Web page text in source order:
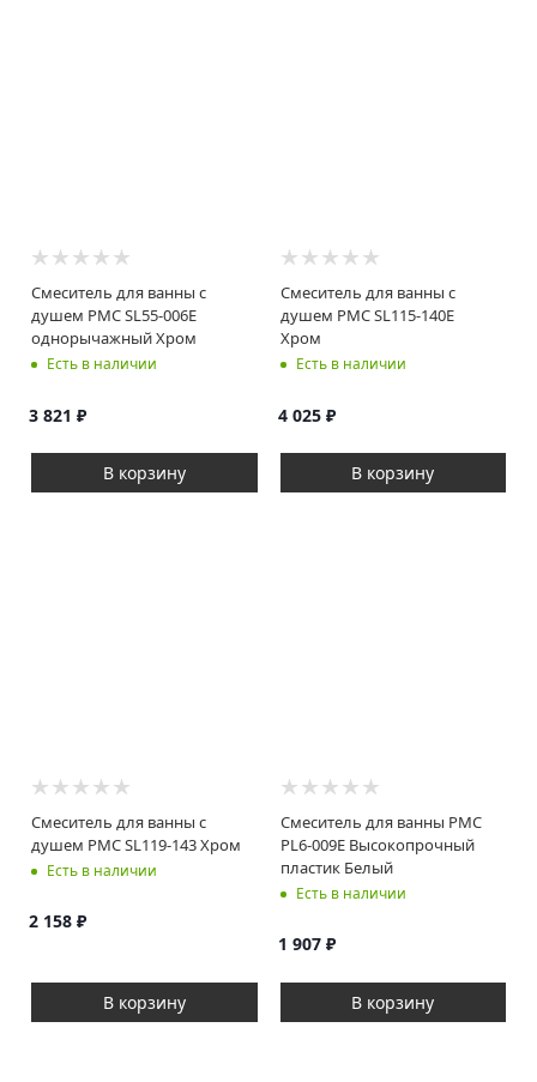
Смеситель для ванны с
душем РМС SL55-006E
однорычажный Хром
Есть в наличии
3 821 ₽
В корзину
Смеситель для ванны с
душем РМС SL115-140E
Хром
Есть в наличии
4 025₽
В корзину
Смеситель для ванны с
душем РМС SL119-143 Хром
Есть в наличии
2 158 ₽
В корзину
Смеситель для ванны РМС
PL6-009E Высокопрочный
пластик Белый
Есть в наличии
1 907₽
В корзину